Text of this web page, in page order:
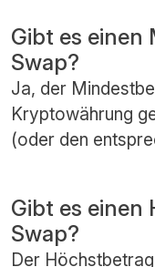
Gibt es einen
Swap?
Ja, der
Kryptowährung
(oder den
Gibt es einen
Swap?
Der